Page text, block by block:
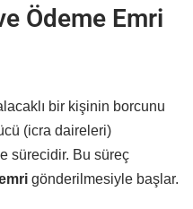
Ödeme Emri
bir kişinin borcunu
(icra daireleri)
sürecidir. Bu süreç
gönderilmesiyle başlar.